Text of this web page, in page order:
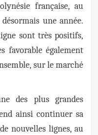
française, au
une année.
sont très positifs,
favorable également
sur le marché
des plus grandes
ainsi continuer sa
nouvelles lignes, au